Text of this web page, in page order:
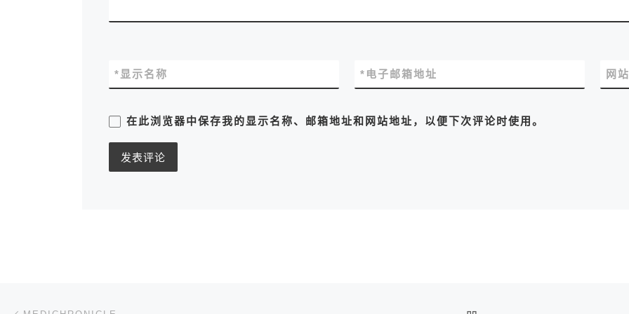
显示名称
* 电子邮箱地址
* 网
在此浏览器中保存我的显示名称、邮箱地址和网站地址，以便下次评论时使用。
文章导航